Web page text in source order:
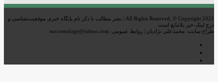
All Rights Reserved, © Copyright 2021 | نشر مطالب با ذکر نام پایگاه خبری موفقیت‌شناسی و
درج لینک خبر بلامانع است
طراح سایت: محمدعلی نژادیان | روابط عمومی: successology@yahoo.com